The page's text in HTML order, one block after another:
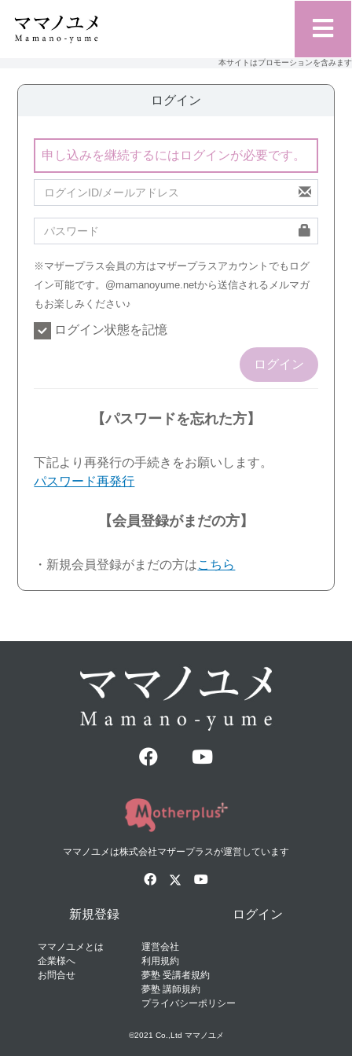
本サイトはプロモーションを含みます
ログイン
申し込みを継続するにはログインが必要です。
※マザープラス会員の方はマザープラスアカウントでもログ
イン可能です。@mamanoyume.netから送信されるメルマガ
もお楽しみください♪
ログイン状態を記憶
ログイン
【パスワードを忘れた方】
下記より再発行の手続きをお願いします。
パスワード再発行
【会員登録がまだの方】
・新規会員登録がまだの方はこちら
ママノユメは株式会社マザープラスが運営しています
新規登録 ログイン
ママノユメとは
企業様へ
お問合せ
運営会社
利用規約
夢塾 受講者規約
夢塾 講師規約
プライバシーポリシー
©2021 Co.,Ltd ママノユメ